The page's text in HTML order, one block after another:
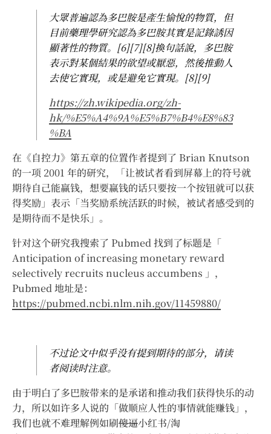
大眾普遍認為多巴胺是產生愉悅的物質，但
目前藥理學研究認為多巴胺其實是記錄誘因
顯著性的物質。[6][7][8]換句話說，多巴胺
表示對某個結果的欲望或厭惡，然後推動人
去使它實現，或是避免它實現。[8][9]
https://zh.wikipedia.org/zh-
hk/%E5%A4%9A%E5%B7%B4%E8%83
%BA
在《自控力》第五章的位置作者提到了 Brian Knutson
的一项 2001 年的研究，「让被试者看到屏幕上的符号就
期待自己能赢钱，想要赢钱的话只要按一个按钮就可以获
得奖励」表示「当奖励系统活跃的时候，被试者感受到的
是期待而不是快乐」。
针对这个研究我搜索了 Pubmed 找到了标题是「
Anticipation of increasing monetary reward
selectively recruits nucleus accumbens 」，
Pubmed 地址是：
https://pubmed.ncbi.nlm.nih.gov/11459880/
不过论文中似乎没有提到期待的部分，请读
者阅读时注意。
由于明白了多巴胺带来的是承诺和推动我们获得快乐的动
力，所以如许多人说的「做顺应人性的事情就能赚钱」，
我们也就不难理解例如刷傻逼小红书/淘